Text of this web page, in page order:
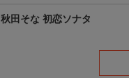
秋田そな 初恋ソナタ